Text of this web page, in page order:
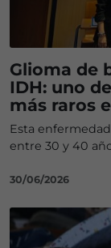
Glioma de
IDH: uno
más raros
Esta
entre 30 y 40
30/06/2026